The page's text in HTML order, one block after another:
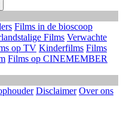
Films in de bioscoop
Films Verwachte
op TV Kinderfilms Films
Films op CINEMEMBER
Disclaimer Over ons